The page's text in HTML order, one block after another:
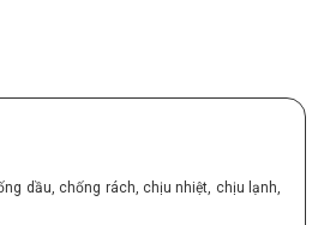
dầu, chống rách, chịu nhiệt, chịu lạnh,